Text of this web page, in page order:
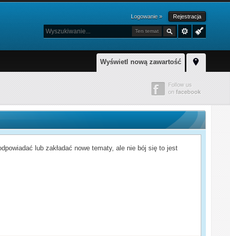
Logowanie » Rejestracja
Ten temat
Wyświetl nową zawartość
lub zakładać nowe tematy, ale nie bój się to jest